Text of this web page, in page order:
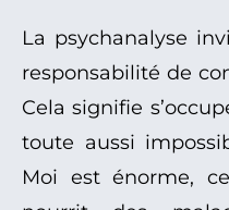
La psychanalyse
responsabilité de
Cela signifie
toute aussi
Moi est énorme,